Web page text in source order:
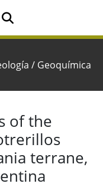
/ Geoquímica
of the
terrane,